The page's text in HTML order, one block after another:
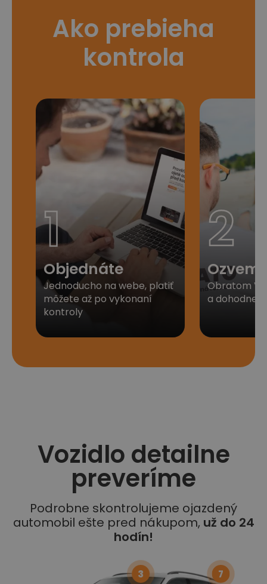
Ako prebieha
kontrola
1
Objednáte
Jednoducho na webe, platiť
môžete až po vykonaní
kontroly
2
Obratom
a
Vozidlo detailne
preveríme
Podrobne skontrolujeme ojazdený
automobil ešte pred nákupom, už do 24
hodín!
3 7